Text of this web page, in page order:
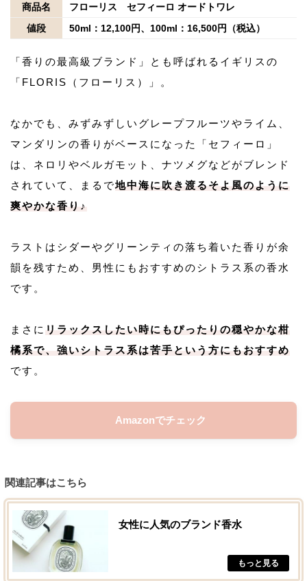
商品名
フローリス セフィーロ オードトワレ
値段
50ml：12,100円、100ml：16,500円（税込）
「香りの最高級ブランド」とも呼ばれるイギリスの
「FLORIS（フローリス）」。
なかでも、みずみずしいグレープフルーツやライム、
マンダリンの香りがベースになった「セフィーロ」
は、ネロリやベルガモット、ナツメグなどがブレンド
されていて、まるで地中海に吹き渡るそよ風のように
爽やかな香り♪
ラストはシダーやグリーンティの落ち着いた香りが余
韻を残すため、男性にもおすすめのシトラス系の香水
です。
まさに リラックスしたい時にもぴったりの穏やかな柑
橘系で、強いシトラス系は苦手という方にもおすすめ
です。
Amazonでチェック
関連記事はこちら
女性に人気のブランド香水